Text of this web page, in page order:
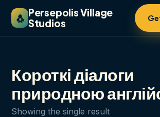
🐧 Persepolis Village
Studios
Короткі діалоги
природною
Showing the single result